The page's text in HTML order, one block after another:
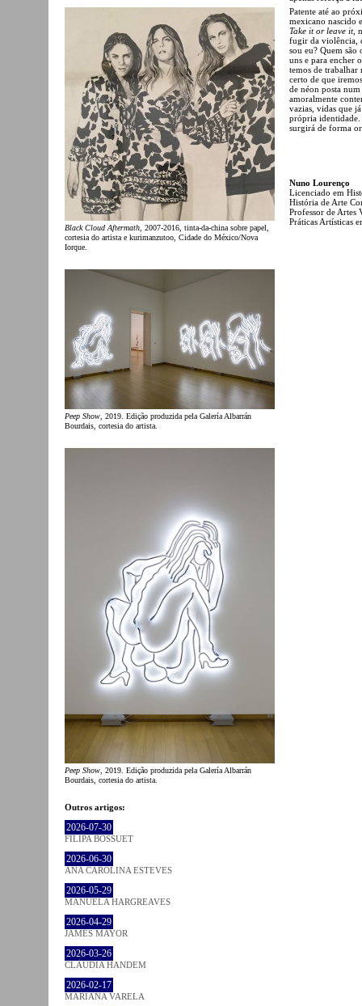
Black Cloud Aftermath , 2007-2016, tinta-da-china sobre papel,
cortesia do artista e kurimanzutoo, Cidade do México/Nova
Iorque.
Peep Show , 2019. Edição produzida pela Galería Albarrán
Bourdais, cortesia do artista.
Peep Show , 2019. Edição produzida pela Galería Albarrán
Bourdais, cortesia do artista.
Outros artigos:
2026-07-30
FILIPA BOSSUET
2026-06-30
ANA CAROLINA ESTEVES
2026-05-29
MANUELA HARGREAVES
2026-04-29
JAMES MAYOR
2026-03-26
CLÁUDIA HANDEM
2026-02-17
MARIANA VARELA
Patente até ao
mexicano nascido
Take it or leave it,
fugir da violência,
sou eu? Quem são
uns e para encher
temos de trabalhar
certo de que
de néon posta
amoralmente
vazias, vidas que
própria
surgirá de forma
Nuno Lourenço
Licenciado em
História de Arte
Professor de Artes
Práticas Artísticas